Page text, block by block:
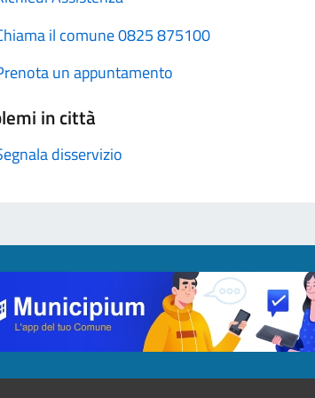
il comune 0825 875100
un appuntamento
in città
disservizio